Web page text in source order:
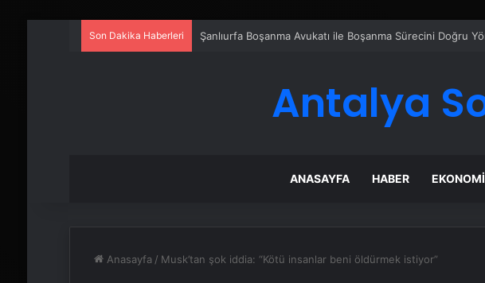
Son Dakika Haberleri Şanlıurfa Boşanma Avukatı ile Boşanma Sürecini Doğru
Antalya
ANASAYFA HABER EKONOMI
Anasayfa / Musk’tan şok iddia: “Kötü insanlar beni öldürmek istiyor”